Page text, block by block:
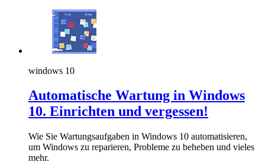
windows 10
Automatische Wartung in Windows
10. Einrichten und vergessen!
Wie Sie Wartungsaufgaben in Windows 10 automatisieren,
um Windows zu reparieren, Probleme zu beheben und vieles
mehr.